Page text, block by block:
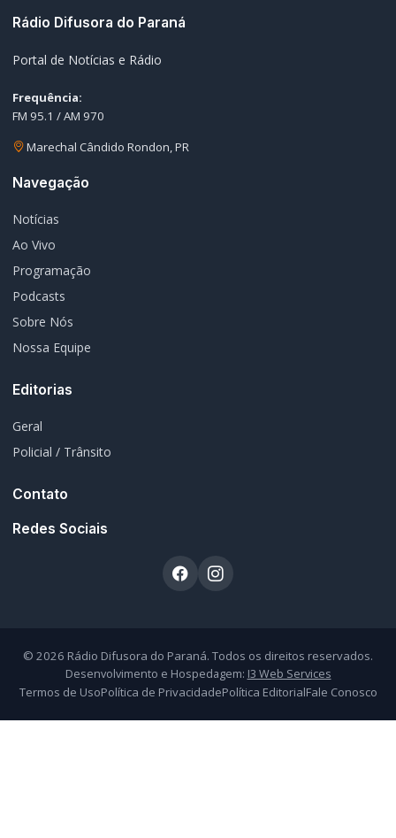
Rádio Difusora do Paraná
Portal de Notícias e Rádio
Frequência:
FM 95.1 / AM 970
Marechal Cândido Rondon, PR
Navegação
Notícias
Ao Vivo
Programação
Podcasts
Sobre Nós
Nossa Equipe
Editorias
Geral
Policial / Trânsito
Contato
Redes Sociais
© 2026 Rádio Difusora do Paraná. Todos os direitos reservados.
Desenvolvimento e Hospedagem: I3 Web Services
Termos de UsoPolítica de PrivacidadePolítica EditorialFale Conosco